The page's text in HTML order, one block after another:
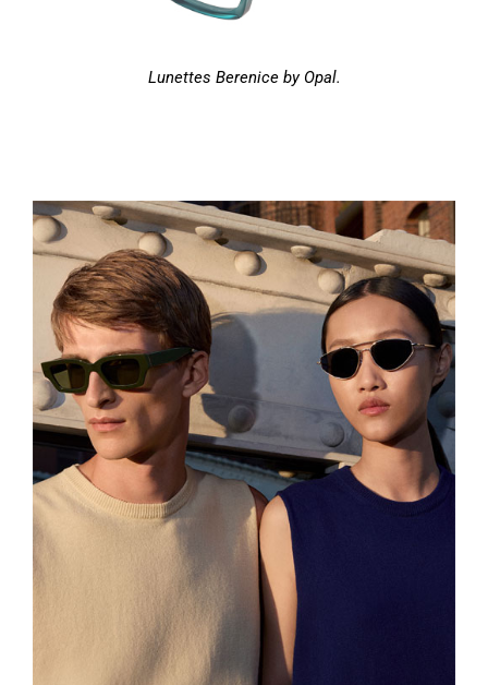
Lunettes Berenice by Opal.